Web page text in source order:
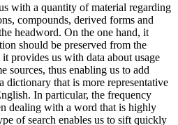
with a quantity of material regarding
compounds, derived forms and
headword. On the one hand, it
should be preserved from the
provides us with data about usage
sources, thus enabling us to add
dictionary that is more representative
In particular, the frequency
dealing with a word that is highly
of search enables us to sift quickly